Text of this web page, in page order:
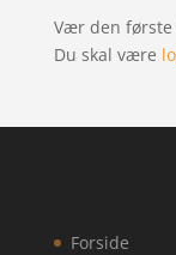
Vær den første
Du skal være
Forside